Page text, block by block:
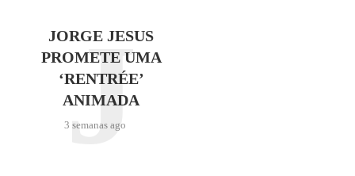
JORGE JESUS
PROMETE UMA
‘RENTRÉE’
ANIMADA
3 semanas ago
J